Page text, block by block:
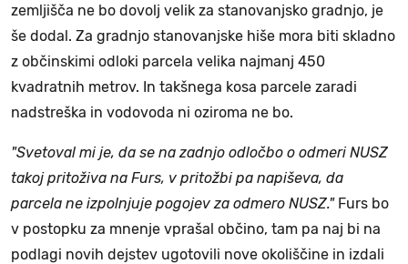
zemljišča ne bo dovolj velik za stanovanjsko gradnjo, je
še dodal. Za gradnjo stanovanjske hiše mora biti skladno
z občinskimi odloki parcela velika najmanj 450
kvadratnih metrov. In takšnega kosa parcele zaradi
nadstreška in vodovoda ni oziroma ne bo.
"Svetoval mi je, da se na zadnjo odločbo o odmeri NUSZ
takoj pritoživa na Furs, v pritožbi pa napiševa, da
parcela ne izpolnjuje pogojev za odmero NUSZ."Furs bo
v postopku za mnenje vprašal občino, tam pa naj bi na
podlagi novih dejstev ugotovili nove okoliščine in izdali